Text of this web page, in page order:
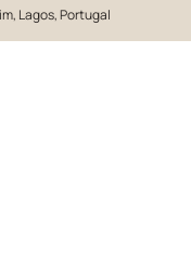
Lagos, Portugal